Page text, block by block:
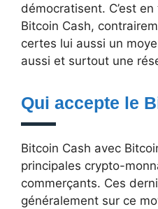
démocratisent. C’est
Bitcoin Cash,
certes lui aussi un
aussi et surtout une
Qui accepte le
Bitcoin Cash avec
principales crypto-
commerçants. Ces
généralement sur ce